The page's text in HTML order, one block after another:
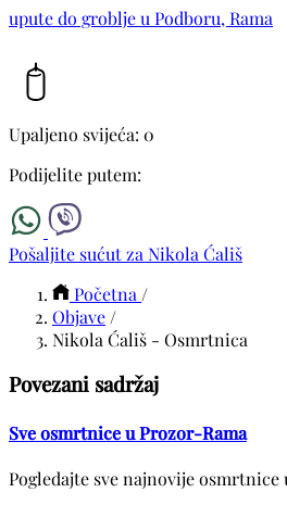
upute do groblje u Podboru, Rama
Upaljeno svijeća: 0
Podijelite putem:
Pošaljite sućut za Nikola Ćališ
Početna /
Objave /
Nikola Ćališ - Osmrtnica
Povezani sadržaj
Sve osmrtnice u Prozor-Rama
Pogledajte sve najnovije osmrtnice